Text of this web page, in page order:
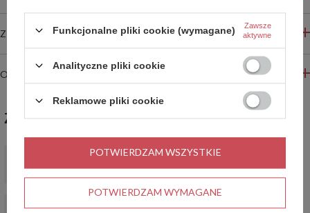
ZADAJ PYTANIE
OPINIE
ZABIERZ JESZCZE :)
Kubek termiczny dla Pielęgniarki - Contigo West Loop 2.0 •
119,00 zł / szt.
Funkcjonalne pliki cookie (wymagane)
Zawsze
aktywne
Analityczne pliki cookie
Reklamowe pliki cookie
POTWIERDZAM WYMAGANE
POTWIERDZAM WSZYSTKIE